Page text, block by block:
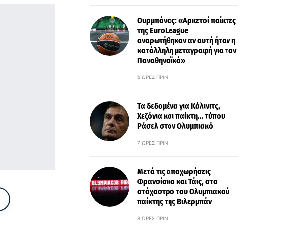
Ουρμπόνας: «Αρκετοί παίκτες
της EuroLeague
αναρωτήθηκαν αν αυτή ήταν η
κατάλληλη μεταγραφή για τον
Παναθηναϊκό»
6 ΏΡΕΣ ΠΡΙΝ
Τα δεδομένα για Κάλινιτς,
Χεζόνια και παίκτη… τύπου
Ράσελ στον Ολυμπιακό
7 ΏΡΕΣ ΠΡΙΝ
Μετά τις αποχωρήσεις
Φρανσίσκο και Τάις, στο
στόχαστρο του Ολυμπιακού
παίκτης της Βιλερμπάν
8 ΏΡΕΣ ΠΡΙΝ